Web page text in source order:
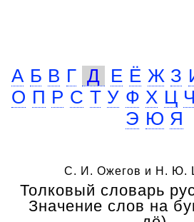
А Б В Г Д Е Ё Ж З
О П Р С Т У Ф Х Ц Ч
Э Ю Я
С. И. Ожегов и Н. Ю.
Толковый словарь
Значение слов на